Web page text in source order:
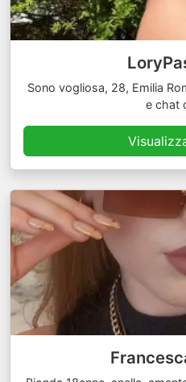
Sono vogliosa, 28, Emilia
e chat